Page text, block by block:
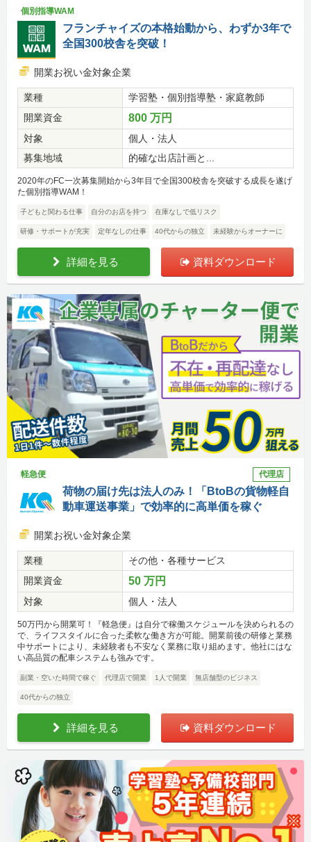
個別指導WAM
フランチャイズの本格始動から、わずか3年で
全国300校舎を突破！
開業お祝い金対象企業
業種
学習塾・個別指導塾・家庭教師
開業資金
800 万円
対象
個人・法人
募集地域
的確な出店計画と...
2020年のFC一次募集開始から3年目で全国300校舎を突破する成長を遂げ
た個別指導WAM！
子どもと関わる仕事 自分のお店を持つ 在庫なしで低リスク
研修・サポートが充実 定年なしの仕事 40代からの独立 未経験からオーナーに
詳細を見る 資料ダウンロード
軽急便 代理店
荷物の届け先は法人のみ！「BtoBの貨物軽自
動車運送事業」で効率的に高単価を稼ぐ
開業お祝い金対象企業
業種
その他・各種サービス
開業資金
50 万円
対象 個人・法人
50万円から開業可！『軽急便』は自分で稼働スケジュールを決められるの
で、ライフスタイルに合った柔軟な働き方が可能。開業前後の研修と業務
中サポートにより、未経験者も不安なく業務に取り組めます。他社にはな
い高品質の配車システムも強みです。
副業・空いた時間で稼ぐ 代理店で開業 1人で開業 無店舗型のビジネス
40代からの独立
詳細を見る 資料ダウンロード